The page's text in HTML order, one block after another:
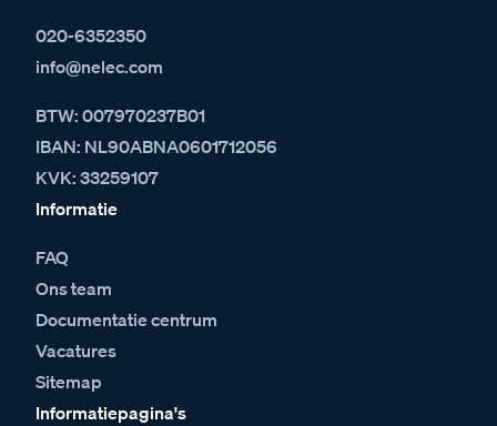
020-6352350
info@nelec.com
BTW: 007970237B01
IBAN: NL90ABNA0601712056
KVK: 33259107
Informatie
FAQ
Ons team
Documentatie centrum
Vacatures
Sitemap
Informatiepagina's